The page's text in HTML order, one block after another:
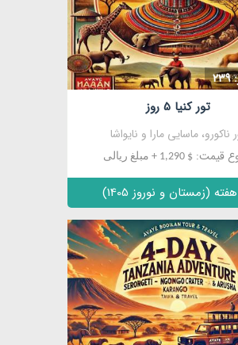
مشاهده
تور کنیا 5 روز
ناکورو، ماسایی مارا و نایواشا
قیمت: $ 1,290 + مبلغ ریالی
(زمستان و نوروز 1405)
مشاهده